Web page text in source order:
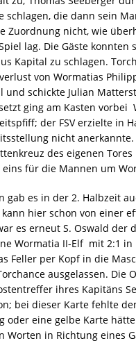
schlagen, die dann sein
Zuordnung nicht, wie
lag. Die Gäste
Kapital zu schlagen.
von Wormatias
und schickte Julian
ging am Kasten vorbei
der FSV erzielte in
nicht anerkannte.
des eigenen
für die Mannen um
gab es in der 2. Halbzeit
kann hier schon von einer
es erneut S. Oswald der
Wormatia II-Elf  mit 2:1
Feller per Kopf in die
ausgelassen.
ihres Kapitäns
bei dieser Karte fehlte
oder eine gelbe Karte
Worten in Richtung eines